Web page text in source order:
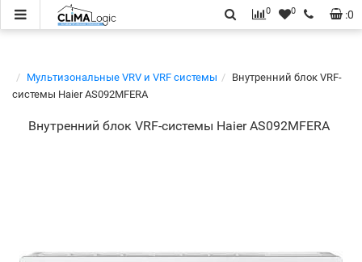
:0
0 0
Мультизональные VRV и VRF системы
Внутренний блок VRF-
системы Haier AS092MFERA
Внутренний блок VRF-системы Haier AS092MFERA